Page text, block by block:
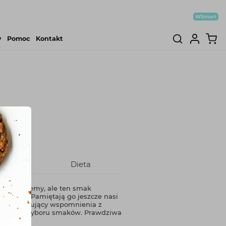
Pomoc Kontakt
Dieta
Nie wiemy, ale ten smak
klasyk. Pamiętają go jeszcze nasi
przywołujący wspomnienia z
wyboru smaków. Prawdziwa